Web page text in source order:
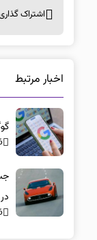
اشتراک
اخبار مرتبط
6
6